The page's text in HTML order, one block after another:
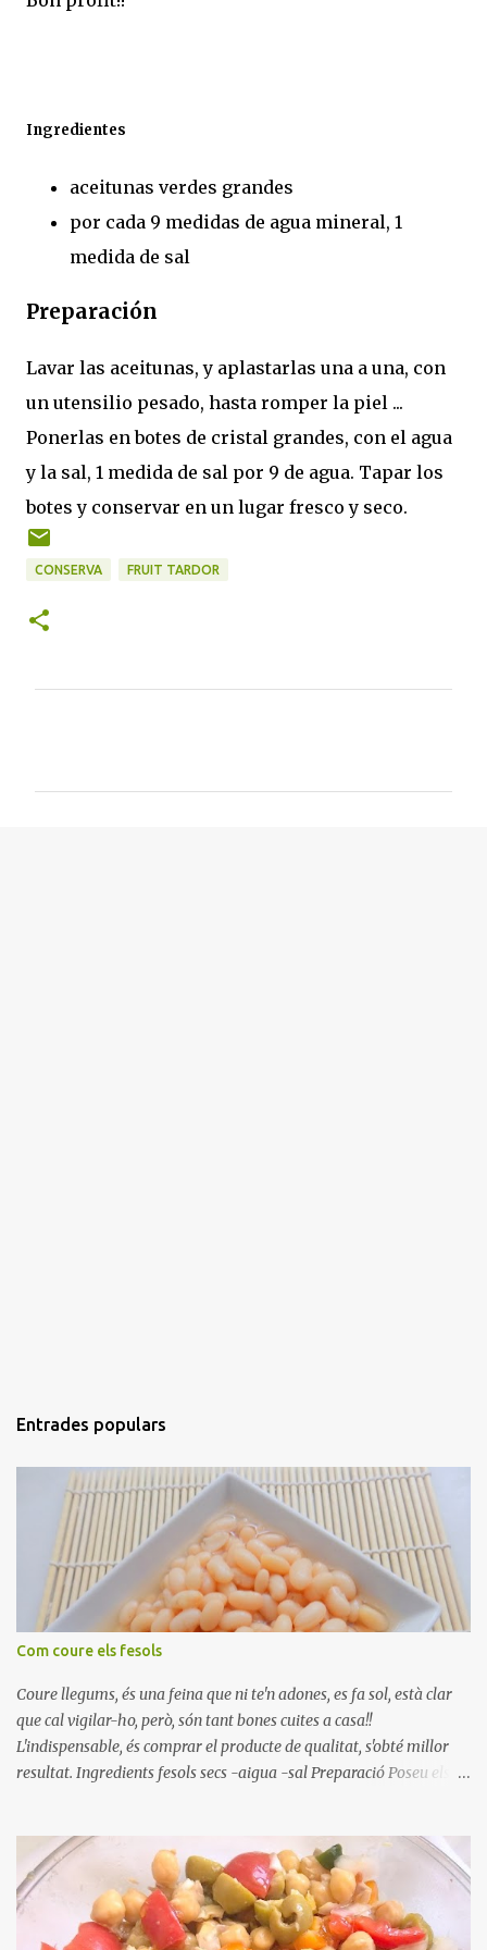
Ingredientes
aceitunas verdes grandes
por cada 9 medidas de agua mineral, 1
medida de sal
Preparación
Lavar las aceitunas, y aplastarlas una a una, con
un utensilio pesado, hasta romper la piel ...
Ponerlas en botes de cristal grandes, con el agua
y la sal, 1 medida de sal por 9 de agua. Tapar los
botes y conservar en un lugar fresco y seco.
CONSERVA FRUIT TARDOR
Entrades populars
Com coure els fesols
Coure llegums, és una feina que ni te'n adones, es fa sol, està clar
que cal vigilar-ho, però, són tant bones cuites a casa!!
L'indispensable, és comprar el producte de qualitat, s'obté millor
resultat. Ingredients fesols secs -aigua -sal Preparació Poseu els
quan arrenca el bull, canvieu l'aigua bullint, per aigua freda,
repetiu dues o tres vegades, abaixeu el foc i atureu la ebullició, dues
o tres vegades afegint aigua freda, han de coure a foc baix, quasi
be, sense bullir i sempre sempre, amb l'olla tapada, entre 1 hora i 1